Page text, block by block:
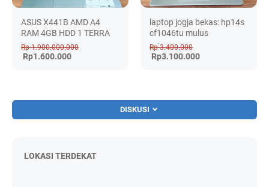
ASUS X441B AMD A4
RAM 4GB HDD 1 TERRA
Rp 1.900.000.000
Rp1.600.000
laptop jogja bekas: hp14s
cf1046tu mulus
Rp 3.400.000
Rp3.100.000
DISKUSI
LOKASI TERDEKAT